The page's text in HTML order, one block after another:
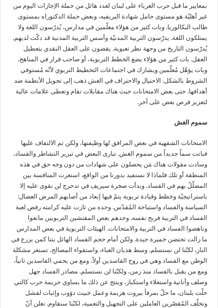
بمعايير ما قبل حرب الغرباء على لبنان لعدد هائل من حملة الإجازات اليوم من
غير أهليّة هو مستوى حامل شهادة البريفيه، وبعض حملة الدكتوراه بمستوى
طالب البكالوريا. وبات كثير من هؤلاء معلّمين في مدارس، يُدرّسون اللغة ولا
يمتلكون اللغة. يدرّسون التربية المدنيّة وأسس التربية المدنية قد دكّت لديهم.
يُدرّسون التاريخ من وجهة نظر تعبوية. يقضون على العقل النقدي بتعطيل
العقل. بات كثير من هؤلاء يضع الخطط التربوية، أو صاحب قرار في المناهج،
وبات يؤهّل مُعلّمين ويشارك في اجتماعات التخطيط التربوي لأنّه مُستوفي
الشروط بالشكل. الاحتيال والاحتراف في الغش ذهب إلى تحويل الأنظمة ضد
أهدافها. حتى بعض الامتحانات حيث هناك مقابلات تقام وتعطى علامات عالية
لتعزيز فرص بعض على آخر.
سموم الغش
الامتحانات الشفهية في بعض المرافق لها وظيفتها، ولكن تم الالتفاف عليها
فباتت سماً جديداً من سموم الغش. تبارى البعض في تبرير التشاطر والفساد،
وسادت مقولات هناك مَن يحصلون على شهادات من دون وجه حق في هذه
المنطقة أو تلك فلماذا لا نستفيد بدورنا من الواقع، استعرت المنافسة بين
المضلّلُ بهم في الفساد. وبدأت صخرة سيزيف في تدحرج لن نقوى عليه إلا
باستراتيجيّة وخطط وقيادة تربوية يتمّ فيها إبعاد من أصابهم المرض العضال:
السياسة والفساد واستباحة المُقدّس. وحده من ثارت عليه كرامته رفض لعبة
الفساد في التربية فربح نفسه. وحدهم بعض المفتشين التربويين مانعوا
وناهضوا الفساد في التربية والامتحانات. الهيئات التربوية في بعض المدارس
ما زالت تحتضن خميرة جيدة. ولكن أمام حجم الفساد الهائل بتنا كمن يزرع في
النار، لكنّنا لن نستسلم. وسط هذيان الغباء، واستقواء المصالح، تستعر مشكلة
الوطن مع الفساد وهي في روح الفاسدين أولاً، ومع من يحمي الفاسدين ثانياً،
ومع من يقبل بالفساد منذ زمن، ولكنّنا لن نستسلم. مصادر الفساد جهل
وصلف وأنانية واستعلاء واستكبار، وينتج عن ذلك ما يساوي جريمة حرب كالتي
حلّت بلبنان، ما حلّ بمرفأ بيروت هزيمة وعمل خبيث دؤوب وإثبات لفشل
وتخلّف المُقصّرين العاملين على التجهيل والتعمية، لكنّنا سنقاوم. نعلن أنّ